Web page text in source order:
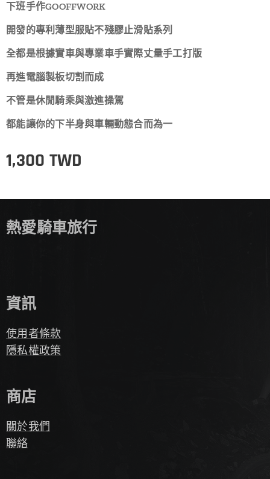
下班手作GOOFFWORK
開發的專利薄型服貼不殘膠止滑貼系列
全都是根據實車與專業車手實際丈量手工打版
再進電腦製板切割而成
不管是休閒騎乘與激進操駕
都能讓你的下半身與車輛動態合而為一
1,300 TWD
熱愛騎車旅行
資訊
使用者條款
隱私權政策
商店
關於我們
聯絡